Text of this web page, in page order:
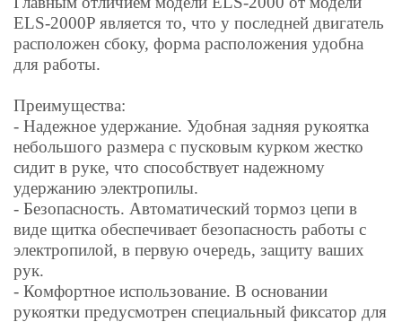
ELS-2000P является то, что у последней двигатель
расположен сбоку, форма расположения удобна
для работы.
Преимущества:
- Надежное удержание. Удобная задняя рукоятка
небольшого размера с пусковым курком жестко
сидит в руке, что способствует надежному
удержанию электропилы.
- Безопасность. Автоматический тормоз цепи в
виде щитка обеспечивает безопасность работы с
электропилой, в первую очередь, защиту ваших
рук.
- Комфортное использование. В основании
рукоятки предусмотрен специальный фиксатор для